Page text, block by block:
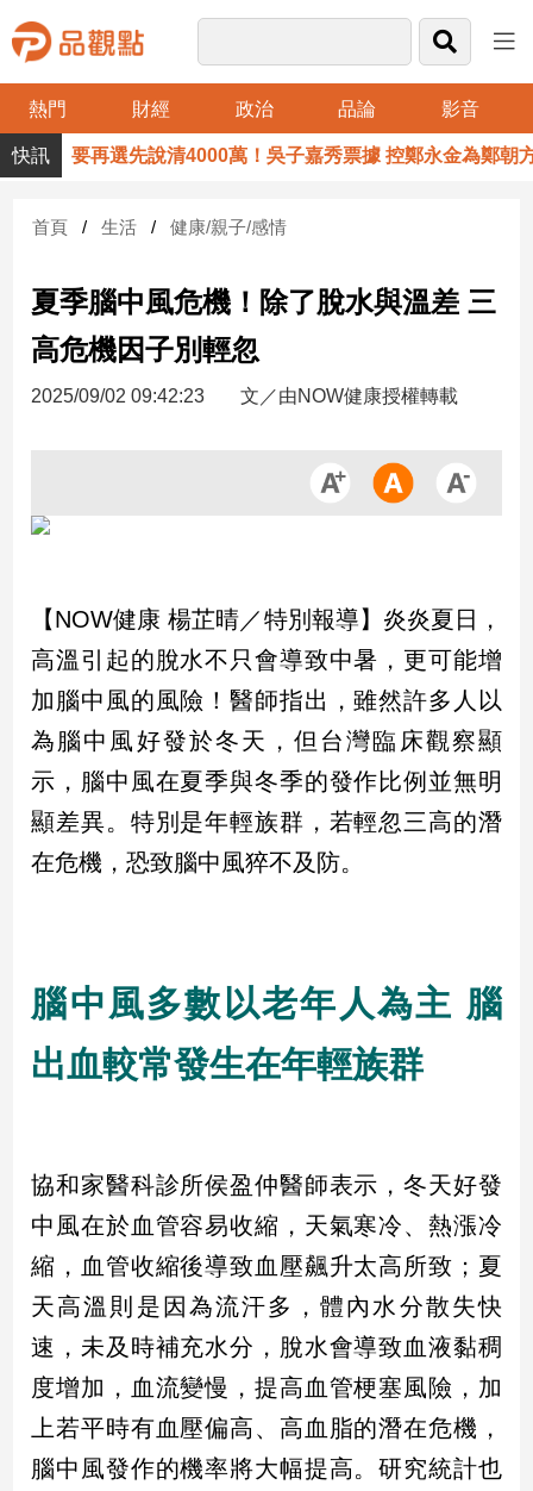
熱門 財經 政治 品論 影音
品
觀
財
台
灣
財
新
股
市
地
產
品
觀
點
政
品
點
民
焦
點
觀
點
兩
岸/
國
際
要再選先說清4000萬！吳子嘉秀票據 控鄭永金為鄭朝方
首頁 生活 健康/親子/感情
夏季腦中風危機！除了脫水與溫差 三
高危機因子別輕忽
2025/09/02 09:42:23 文／由NOW健康授權轉載
【NOW健康 楊芷晴／特別報導】炎炎夏日，
高溫引起的脫水不只會導致中暑，更可能增
加腦中風的風險！醫師指出，雖然許多人以
為腦中風好發於冬天，但台灣臨床觀察顯
示，腦中風在夏季與冬季的發作比例並無明
顯差異。特別是年輕族群，若輕忽三高的潛
在危機，恐致腦中風猝不及防。
腦中風多數以老年人為主 腦
出血較常發生在年輕族群
協和家醫科診所侯盈仲醫師表示，冬天好發
中風在於血管容易收縮，天氣寒冷、熱漲冷
縮，血管收縮後導致血壓飆升太高所致；夏
天高溫則是因為流汗多，體內水分散失快
速，未及時補充水分，脫水會導致血液黏稠
度增加，血流變慢，提高血管梗塞風險，加
上若平時有血壓偏高、高血脂的潛在危機，
腦中風發作的機率將大幅提高。研究統計也